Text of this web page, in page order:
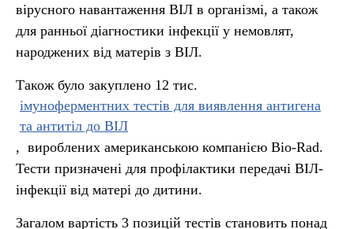
вірусного навантаження ВІЛ в організмі, а також
для ранньої діагностики інфекції у немовлят,
народжених від матерів з ВІЛ.
Також було закуплено 12 тис.
імуноферментних тестів для виявлення антигена
та антитіл до ВІЛ
, вироблених американською компанією Bio-Rad.
Тести призначені для профілактики передачі ВІЛ-
інфекції від матері до дитини.
Загалом вартість 3 позицій тестів становить понад